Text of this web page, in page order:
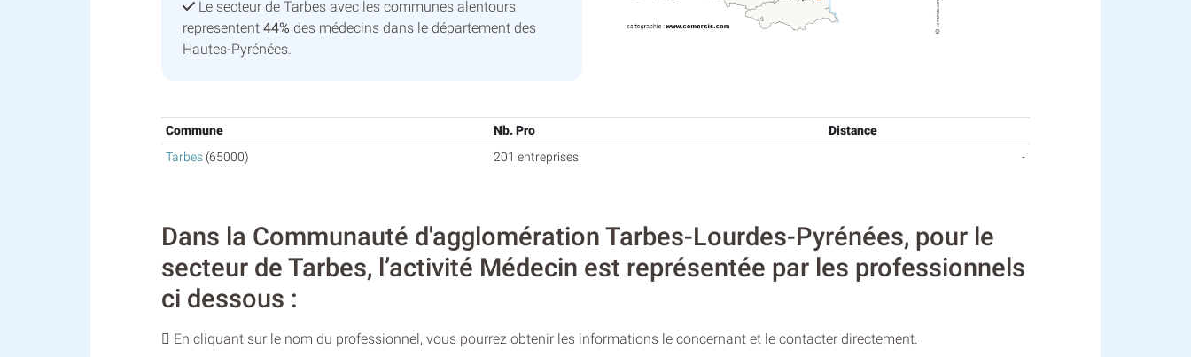
Le secteur de Tarbes avec les communes alentours
representent 44% des médecins dans le département des
Hautes-Pyrénées.
Commune Nb. Pro
Distance
Tarbes(65000) 201 entreprises -
Dans la Communauté d'agglomération Tarbes-Lourdes-Pyrénées, pour le
secteur de Tarbes, l’activité Médecin est représentée par les professionnels
ci dessous :
En cliquant sur le nom du professionnel, vous pourrez obtenir les informations le concernant et le contacter directement.